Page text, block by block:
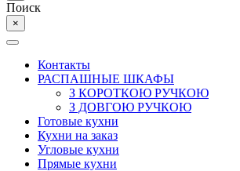
Поиск
×
Контакты
РАСПАШНЫЕ ШКАФЫ
З КОРОТКОЮ РУЧКОЮ
З ДОВГОЮ РУЧКОЮ
Готовые кухни
Кухни на заказ
Угловые кухни
Прямые кухни